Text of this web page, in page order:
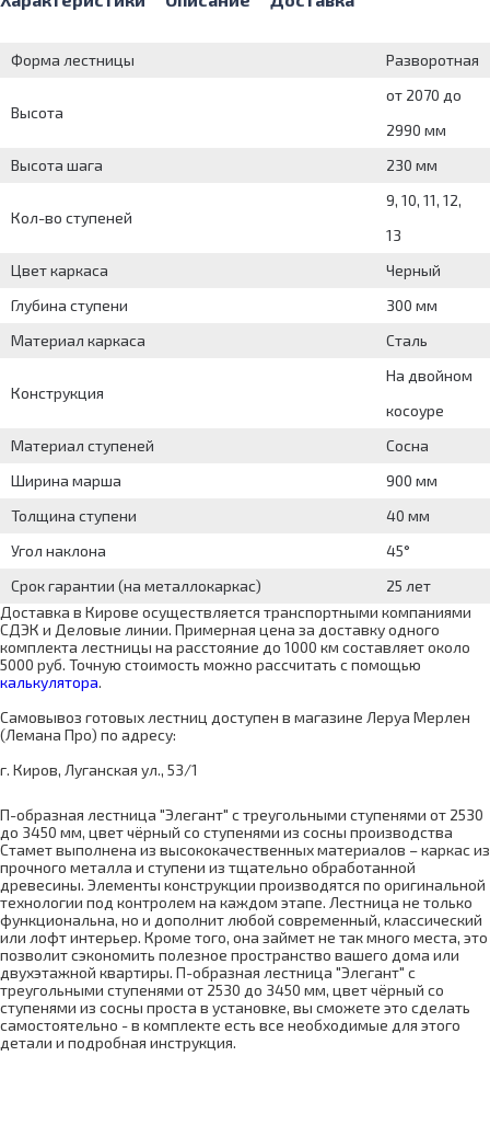
Форма лестницы Разворотная
Высота
от 2070 до
2990 мм
Высота шага
230 мм
Кол-во ступеней
9, 10, 11, 12,
13
Цвет каркаса
Черный
Глубина ступени
300 мм
Материал каркаса
Сталь
Конструкция
На двойном
косоуре
Материал ступеней
Сосна
Ширина марша
900 мм
Толщина ступени
40 мм
Угол наклона
45°
Срок гарантии (на металлокаркас)
25 лет
Доставка в Кирове осуществляется транспортными компаниями
СДЭК и Деловые линии. Примерная цена за доставку одного
комплекта лестницы на расстояние до 1000 км составляет около
5000 руб. Точную стоимость можно рассчитать с помощью
калькулятора.
Самовывоз готовых лестниц доступен в магазине Леруа Мерлен
(Лемана Про) по адресу:
г. Киров, Луганская ул., 53/1
П-образная лестница "Элегант" с треугольными ступенями от 2530
до 3450 мм, цвет чёрный со ступенями из сосны производства
Стамет выполнена из высококачественных материалов – каркас из
прочного металла и ступени из тщательно обработанной
древесины. Элементы конструкции производятся по оригинальной
технологии под контролем на каждом этапе. Лестница не только
функциональна, но и дополнит любой современный, классический
или лофт интерьер. Кроме того, она займет не так много места, это
позволит сэкономить полезное пространство вашего дома или
двухэтажной квартиры. П-образная лестница "Элегант" с
треугольными ступенями от 2530 до 3450 мм, цвет чёрный со
ступенями из сосны проста в установке, вы сможете это сделать
самостоятельно - в комплекте есть все необходимые для этого
детали и подробная инструкция.